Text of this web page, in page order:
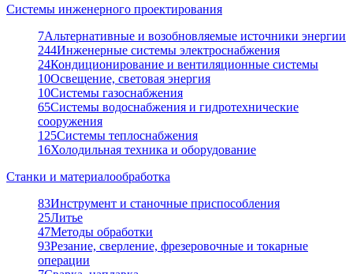
Системы инженерного проектирования
7Альтернативные и возобновляемые источники энергии
244Инженерные системы электроснабжения
24Кондиционирование и вентиляционные системы
10Освещение, световая энергия
10Системы газоснабжения
65Системы водоснабжения и гидротехнические
сооружения
125Системы теплоснабжения
16Холодильная техника и оборудование
Станки и материалообработка
83Инструмент и станочные приспособления
25Литье
47Методы обработки
93Резание, сверление, фрезеровочные и токарные
операции